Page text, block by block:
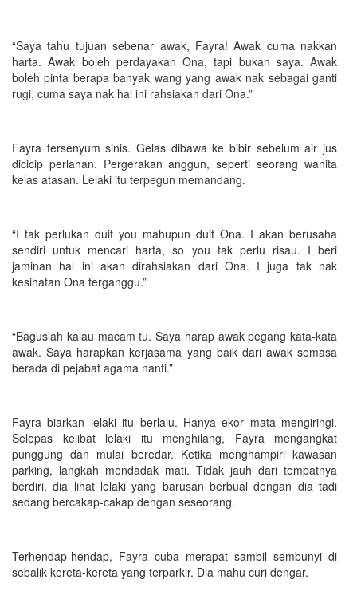
“Saya tahu tujuan sebenar awak, Fayra! Awak cuma nakkan
harta. Awak boleh perdayakan Ona, tapi bukan saya. Awak
boleh pinta berapa banyak wang yang awak nak sebagai ganti
rugi, cuma saya nak hal ini rahsiakan dari Ona.”
Fayra tersenyum sinis. Gelas dibawa ke bibir sebelum air jus
dicicip perlahan. Pergerakan anggun, seperti seorang wanita
kelas atasan. Lelaki itu terpegun memandang.
“I tak perlukan duit you mahupun duit Ona. I akan berusaha
sendiri untuk mencari harta, so you tak perlu risau. I beri
jaminan hal ini akan dirahsiakan dari Ona. I juga tak nak
kesihatan Ona terganggu.”
“Baguslah kalau macam tu. Saya harap awak pegang kata-kata
awak. Saya harapkan kerjasama yang baik dari awak semasa
berada di pejabat agama nanti.”
Fayra biarkan lelaki itu berlalu. Hanya ekor mata mengiringi.
Selepas kelibat lelaki itu menghilang, Fayra mengangkat
punggung dan mulai beredar. Ketika menghampiri kawasan
parking, langkah mendadak mati. Tidak jauh dari tempatnya
berdiri, dia lihat lelaki yang barusan berbual dengan dia tadi
sedang bercakap-cakap dengan seseorang.
Terhendap-hendap, Fayra cuba merapat sambil sembunyi di
sebalik kereta-kereta yang terparkir. Dia mahu curi dengar.